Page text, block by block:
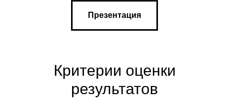
Презентация
Критерии оценки
результатов